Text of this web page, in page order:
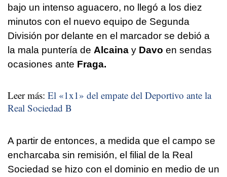
bajo un intenso aguacero, no llegó a los diez
minutos con el nuevo equipo de Segunda
División por delante en el marcador se debió a
la mala puntería de Alcaina y Davo en sendas
ocasiones ante Fraga.
Leer más: El «1x1» del empate del Deportivo ante la
Real Sociedad B
A partir de entonces, a medida que el campo se
encharcaba sin remisión, el filial de la Real
Sociedad se hizo con el dominio en medio de un